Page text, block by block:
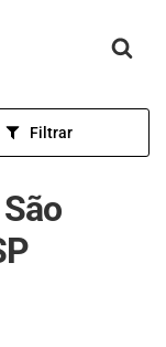
Filtrar